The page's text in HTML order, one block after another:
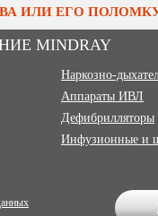
ИЛИ ЕГО
MINDRAY
Наркозно-
Аппараты ИВЛ
Дефибрилляторы
Инфузионные и